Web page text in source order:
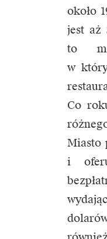
około
jest aż
to
w
Co
Miasto
i